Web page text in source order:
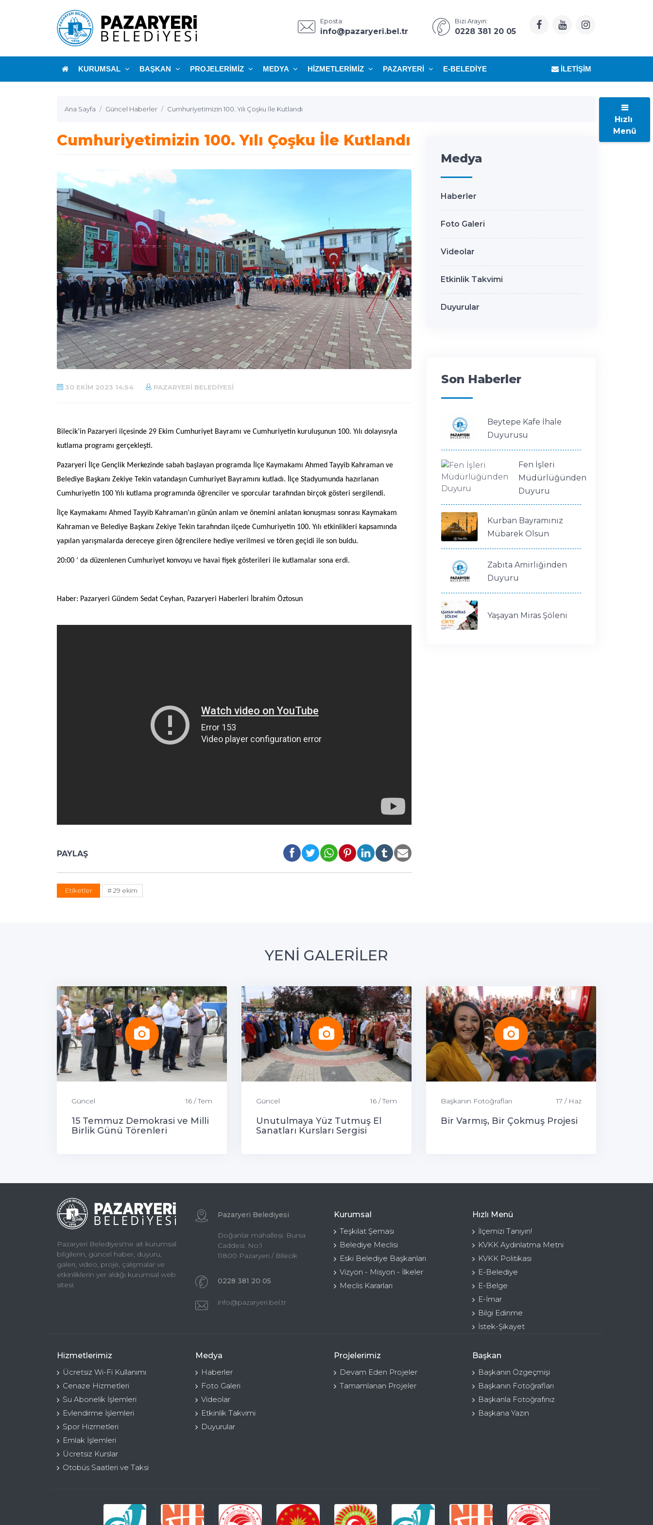
Eposta:
info@pazaryeri.bel.tr
Bizi Arayın:
0228 381 20 05
KURUMSAL BAŞKAN PROJELERIMIZ MEDYA HIZMETLERIMIZ PAZARYERI E-BELEDIYE İLETIŞIM
Ana Sayfa Güncel Haberler Cumhuriyetimizin 100. Yılı Çoşku İle Kutlandı
Cumhuriyetimizin 100. Yılı Çoşku İle Kutlandı
30 EKIM 2023 14:54 PAZARYERI BELEDIYESI
Bilecik’in Pazaryeri ilçesinde 29 Ekim Cumhuriyet Bayramı ve Cumhuriyetin kuruluşunun 100. Yılı dolayısıyla
kutlama programı gerçekleşti.
Pazaryeri İlçe Gençlik Merkezinde sabah başlayan programda İlçe Kaymakamı Ahmed Tayyib Kahraman ve
Belediye Başkanı Zekiye Tekin vatandaşın Cumhuriyet Bayramını kutladı. İlçe Stadyumunda hazırlanan
Cumhuriyetin 100 Yılı kutlama programında öğrenciler ve sporcular tarafından birçok gösteri sergilendi.
İlçe Kaymakamı Ahmed Tayyib Kahraman’ın günün anlam ve önemini anlatan konuşması sonrası Kaymakam
Kahraman ve Belediye Başkanı Zekiye Tekin tarafından ilçede Cumhuriyetin 100. Yılı etkinlikleri kapsamında
yapılan yarışmalarda dereceye giren öğrencilere hediye verilmesi ve tören geçidi ile son buldu.
20:00 ‘ da düzenlenen Cumhuriyet konvoyu ve havai fişek gösterileri ile kutlamalar sona erdi.
Haber: Pazaryeri Gündem Sedat Ceyhan, Pazaryeri Haberleri İbrahim Öztosun
PAYLAŞ
Etiketler # 29 ekim
Medya
Haberler
Foto Galeri
Videolar
Etkinlik Takvimi
Duyurular
Son Haberler
Beytepe Kafe İhale
Duyurusu
Fen İşleri
Müdürlüğünden
Duyuru
Kurban Bayramınız
Mübarek Olsun
Zabıta Amirliğinden
Duyuru
Yaşayan Miras Şöleni
YENİ GALERİLER
Güncel 16 / Tem
15 Temmuz Demokrasi ve Milli
Birlik Günü Törenleri
Güncel 16 / Tem
Unutulmaya Yüz Tutmuş El
Sanatları Kursları Sergisi
Başkanın Fotoğrafları 17 / Haz
Bir Varmış, Bir Çokmuş Projesi
Pazaryeri Belediyesi'ne ait kurumsal
bilgilerin, güncel haber, duyuru,
galeri, video, proje, çalışmalar ve
etkinliklerin yer aldığı kurumsal web
sitesi.
Pazaryeri Belediyesi
Doğanlar mahallesi. Bursa
Caddesi. No:1
11800 Pazaryeri / Bilecik
0228 381 20 05
info@pazaryeri.bel.tr
Kurumsal
Teşkilat Şeması
Belediye Meclisi
Eski Belediye Başkanları
Vizyon - Misyon - İlkeler
Meclis Kararları
Hızlı Menü
İlçemizi Tanıyın!
KVKK Aydınlatma Metni
KVKK Politikası
E-Belediye
E-Belge
E-İmar
Bilgi Edinme
İstek-Şikayet
Hizmetlerimiz
Ücretsiz Wi-Fi Kullanımı
Cenaze Hizmetleri
Su Abonelik İşlemleri
Evlendirme İşlemleri
Spor Hizmetleri
Emlak İşlemleri
Ücretsiz Kurslar
Otobüs Saatleri ve Taksi
Medya
Haberler
Foto Galeri
Videolar
Etkinlik Takvimi
Duyurular
Projelerimiz
Devam Eden Projeler
Tamamlanan Projeler
Başkan
Başkanın Özgeçmişi
Başkanın Fotoğrafları
Başkanla Fotoğrafınız
Başkana Yazın
Hızlı
Menü